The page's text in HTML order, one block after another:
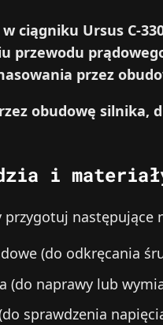
ciągniku Ursus C-
przewodu
przez
obudowę silnika,
i
przygotuj następujące
(do odkręcania
(do naprawy lub
sprawdzenia